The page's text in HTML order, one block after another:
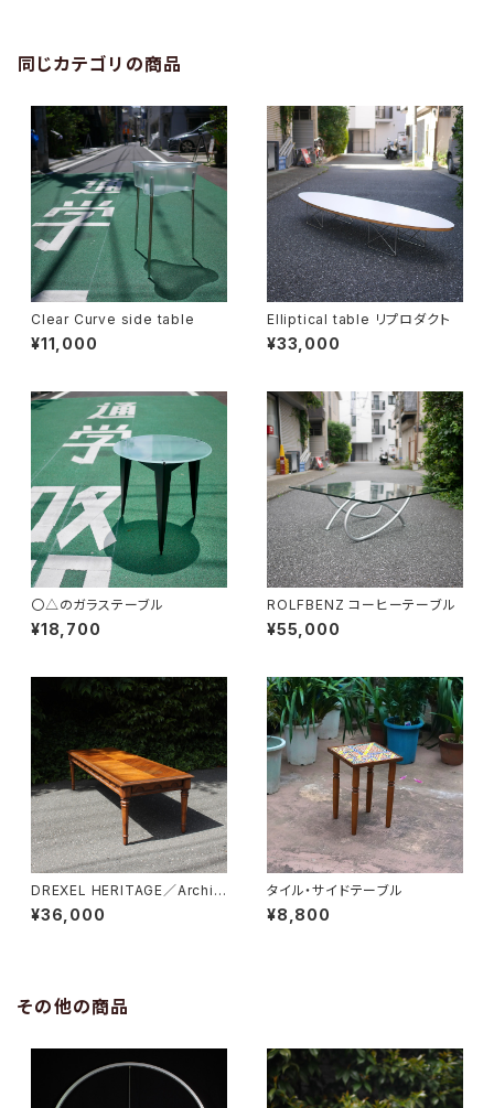
同じカテゴリの商品
Clear Curve side table
¥11,000
Elliptical table リプロダクト
¥33,000
〇△のガラステーブル
¥18,700
ROLFBENZ コーヒーテーブル
¥55,000
DREXEL HERITAGE／Archit
ectual Low Table
¥36,000
タイル・サイドテーブル
¥8,800
その他の商品